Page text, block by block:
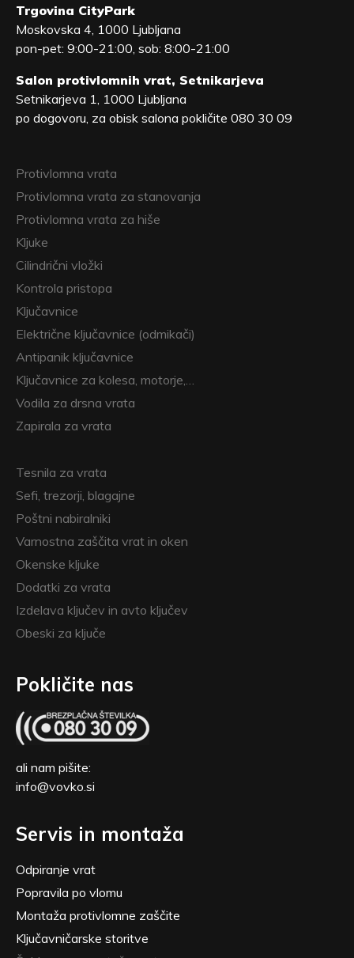
Trgovina CityPark
Moskovska 4, 1000 Ljubljana
pon-pet: 9:00-21:00, sob: 8:00-21:00
Salon protivlomnih vrat, Setnikarjeva
Setnikarjeva 1, 1000 Ljubljana
po dogovoru, za obisk salona pokličite 080 30 09
Protivlomna vrata
Protivlomna vrata za stanovanja
Protivlomna vrata za hiše
Kljuke
Cilindrični vložki
Kontrola pristopa
Ključavnice
Električne ključavnice (odmikači)
Antipanik ključavnice
Ključavnice za kolesa, motorje,…
Vodila za drsna vrata
Zapirala za vrata
Tesnila za vrata
Sefi, trezorji, blagajne
Poštni nabiralniki
Varnostna zaščita vrat in oken
Okenske kljuke
Dodatki za vrata
Izdelava ključev in avto ključev
Obeski za ključe
Pokličite nas
ali nam pišite:
info@vovko.si
Servis in montaža
Odpiranje vrat
Popravila po vlomu
Montaža protivlomne zaščite
Ključavničarske storitve